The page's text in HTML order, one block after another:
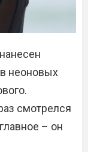
неоновых
смотрелся
– он